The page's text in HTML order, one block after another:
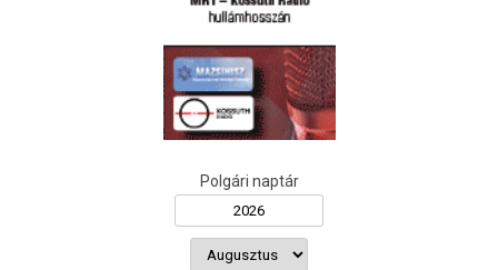
Polgári naptár